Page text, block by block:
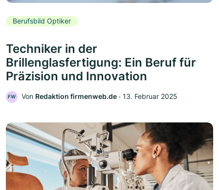
Berufsbild Optiker
Techniker in der
Brillenglasfertigung: Ein Beruf für
Präzision und Innovation
FW Von Redaktion firmenweb.de ‧ 13. Februar 2025